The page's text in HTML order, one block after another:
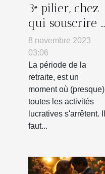
3ᵉ pilier, chez
qui souscrire :
la banque
8 novembre 2023
03:06
La période de la
retraite, est un
moment où (presque)
toutes les activités
lucratives s'arrêtent. Il
faut...